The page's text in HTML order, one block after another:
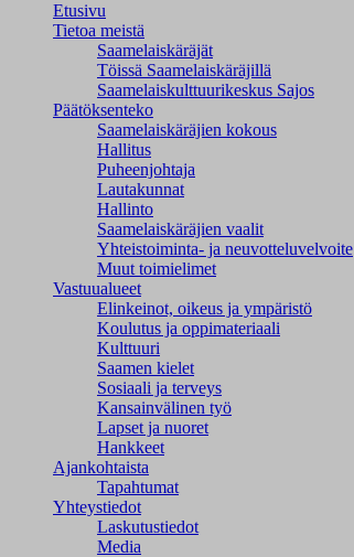
Etusivu
Tietoa meistä
Saamelaiskäräjät
Töissä Saamelaiskäräjillä
Saamelaiskulttuuri­keskus Sajos
Päätöksenteko
Saamelaiskäräjien kokous
Hallitus
Puheenjohtaja
Lautakunnat
Hallinto
Saamelaiskäräjien vaalit
Yhteistoiminta- ja neuvotteluvelvoite
Muut toimielimet
Vastuualueet
Elinkeinot, oikeus ja ympäristö
Koulutus ja oppimateriaali
Kulttuuri
Saamen kielet
Sosiaali ja terveys
Kansainvälinen työ
Lapset ja nuoret
Hankkeet
Ajankohtaista
Tapahtumat
Yhteystiedot
Laskutustiedot
Media